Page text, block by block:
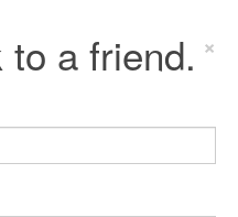
a friend. ×